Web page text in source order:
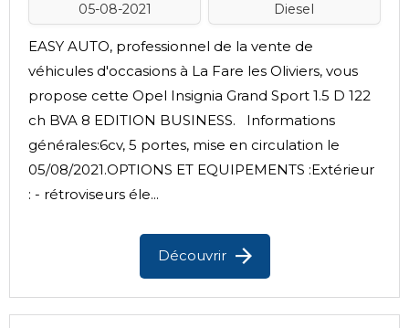
05-08-2021 Diesel
EASY AUTO, professionnel de la vente de
véhicules d'occasions à La Fare les Oliviers, vous
propose cette Opel Insignia Grand Sport 1.5 D 122
ch BVA 8 EDITION BUSINESS. Informations
générales:6cv, 5 portes, mise en circulation le
05/08/2021.OPTIONS ET EQUIPEMENTS :Extérieur
: - rétroviseurs éle...
Découvrir